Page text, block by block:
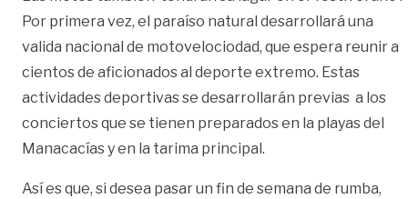
Por primera vez, el paraíso natural desarrollará una
valida nacional de motovelociodad, que espera reunir a
cientos de aficionados al deporte extremo. Estas
actividades deportivas se desarrollarán previas a los
conciertos que se tienen preparados en la playas del
Manacacías y en la tarima principal.
Así es que, si desea pasar un fin de semana de rumba,